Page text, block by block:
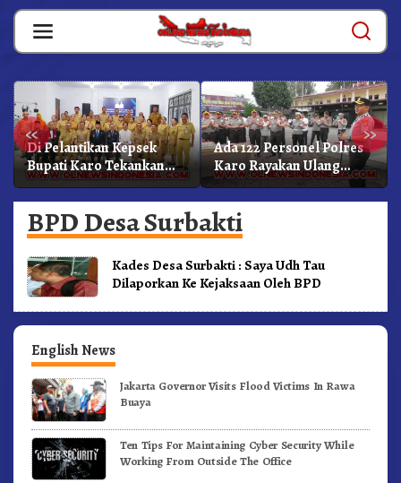
Skip
content
« »
Di Pelantikan Kepsek
Bupati Karo Tekankan
Kepemimpinan
Profesional Dongkrak
Mutu Pendidikan
Ada 122 Personel Polres
Karo Rayakan Ulang
Tahun Bersama
BPD Desa Surbakti
Kades Desa Surbakti : Saya Udh Tau
Dilaporkan Ke Kejaksaan Oleh BPD
English News
Jakarta Governor Visits Flood Victims In Rawa
Buaya
Ten Tips For Maintaining Cyber Security While
Working From Outside The Office